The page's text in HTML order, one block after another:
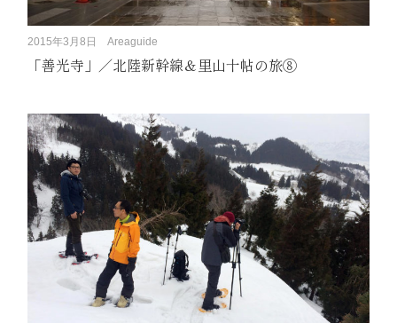
2015年3月8日 Areaguide
「善光寺」／北陸新幹線＆里山十帖の旅⑧